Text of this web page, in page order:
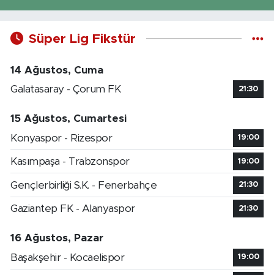
Süper Lig Fikstür
14 Ağustos, Cuma
Galatasaray - Çorum FK
21:30
15 Ağustos, Cumartesi
Konyaspor - Rizespor
19:00
Kasımpaşa - Trabzonspor 19:00
Gençlerbirliği S.K. - Fenerbahçe 21:30
Gaziantep FK - Alanyaspor 21:30
16 Ağustos, Pazar
Başakşehir - Kocaelispor
19:00